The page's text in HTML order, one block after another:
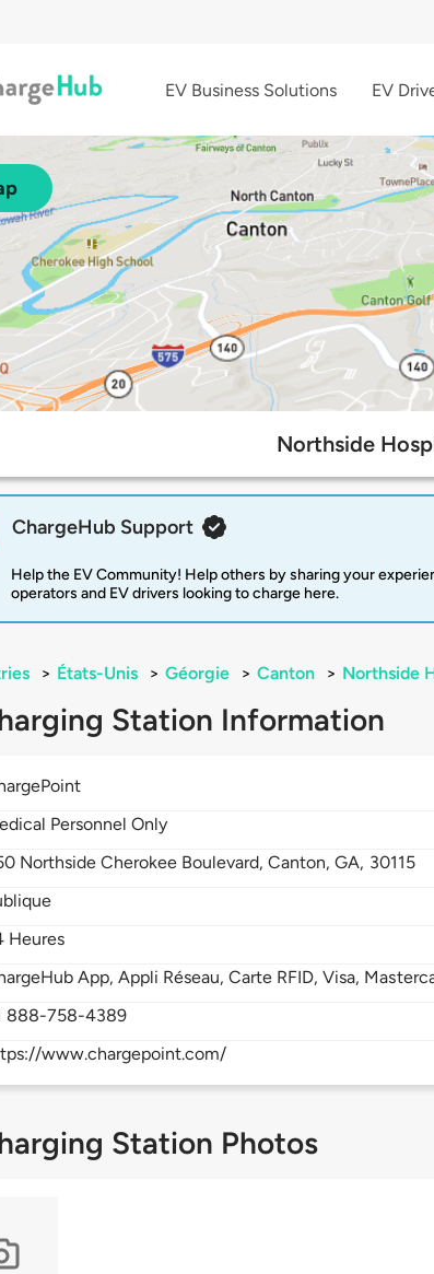
EV Business Solutions EV
Northside
ChargeHub Support
Help the EV Community! Help others by sharing your
operators and EV drivers looking to charge here.
> États-Unis > Géorgie > Canton > Northside
Station Information
Personnel Only
Northside Cherokee Boulevard,Canton,GA, 30115
Heures
App, Appli Réseau, Carte RFID, Visa,
888-758-4389
www.chargepoint.com/
Station Photos